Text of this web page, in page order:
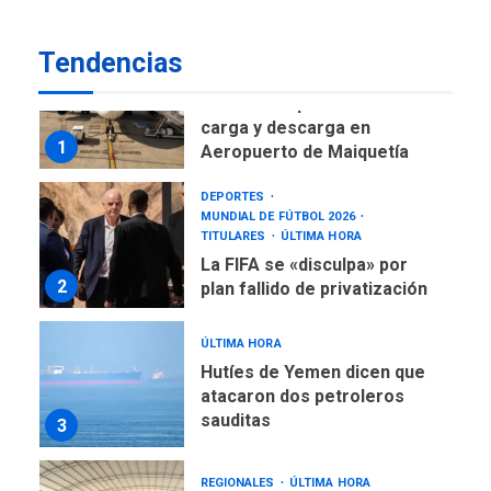
Tendencias
1
carga y descarga en
Aeropuerto de Maiquetía
2
DEPORTES
MUNDIAL DE FÚTBOL 2026
TITULARES
ÚLTIMA HORA
La FIFA se «disculpa» por
plan fallido de privatización
3
ÚLTIMA HORA
Hutíes de Yemen dicen que
atacaron dos petroleros
sauditas
REGIONALES ÚLTIMA HORA